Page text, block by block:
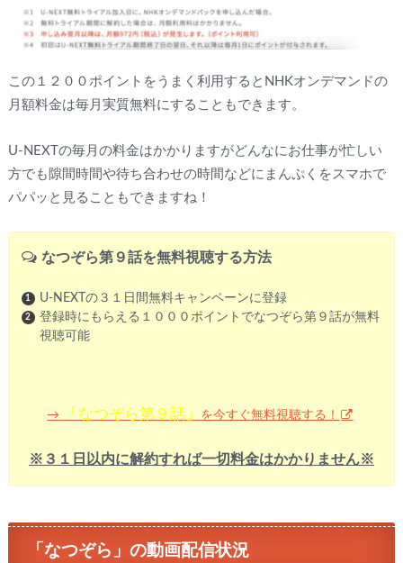
この１２００ポイントをうまく利用するとNHKオンデマンドの
月額料金は毎月実質無料にすることもできます。
U-NEXTの毎月の料金はかかりますがどんなにお仕事が忙しい
方でも隙間時間や待ち合わせの時間などにまんぷくをスマホで
パパッと見ることもできますね！
なつぞら第９話を無料視聴する方法
U-NEXTの３１日間無料キャンペーンに登録
登録時にもらえる１０００ポイントでなつぞら第９話が無料
視聴可能
→ 「なつぞら第９話」 を今すぐ無料視聴する！
※３１日以内に解約すれば一切料金はかかりません※
「なつぞら」の動画配信状況